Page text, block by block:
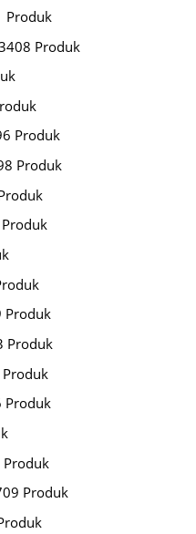
Produk
Produk
Produk
Produk
Produk
Produk
Produk
Produk
Produk